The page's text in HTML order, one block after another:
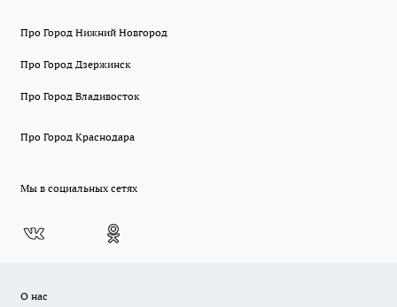
Про Город Нижний Новгород
Про Город Дзержинск
Про Город Владивосток
Про Город Краснодара
Мы в социальных сетях
О нас